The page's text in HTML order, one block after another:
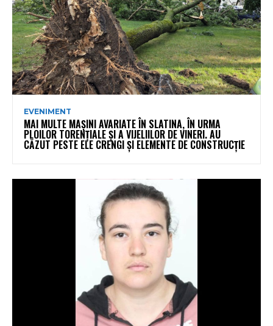
EVENIMENT
MAI MULTE MAȘINI AVARIATE ÎN SLATINA, ÎN URMA
PLOILOR TORENȚIALE ȘI A VIJELIILOR DE VINERI. AU
CĂZUT PESTE ELE CRENGI ȘI ELEMENTE DE CONSTRUCȚIE